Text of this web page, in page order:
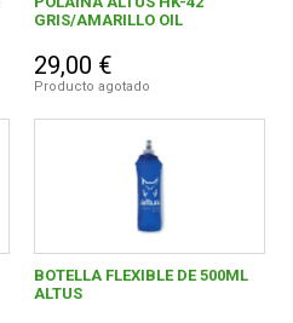
GRIS/AMARILLO OIL
29,00 €
Producto agotado
BOTELLA FLEXIBLE DE 500ML
ALTUS